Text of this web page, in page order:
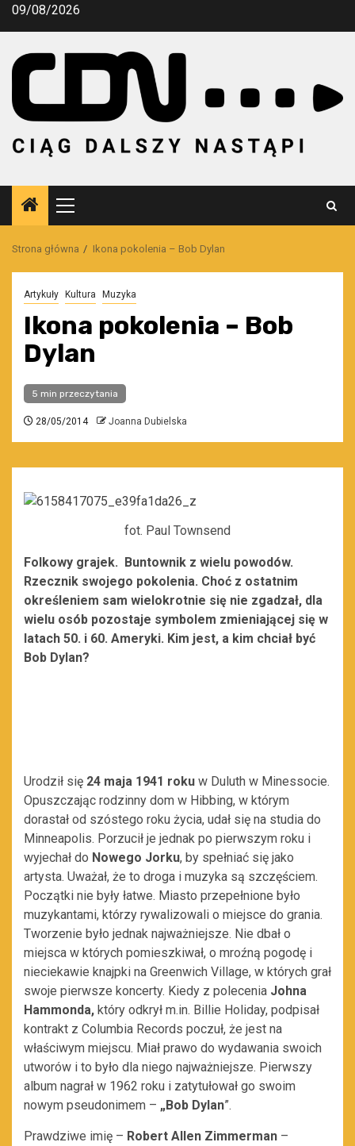
Przejdź
09/08/2026
Menu
główne
Strona główna Ikona pokolenia – Bob Dylan
Artykuły Kultura Muzyka
Ikona pokolenia – Bob
Dylan
5 min przeczytania
28/05/2014 Joanna Dubielska
fot. Paul Townsend
Folkowy grajek. Buntownik z wielu powodów.
Rzecznik swojego pokolenia. Choć z ostatnim
określeniem sam wielokrotnie się nie zgadzał, dla
wielu osób pozostaje symbolem zmieniającej się w
latach 50. i 60. Ameryki. Kim jest, a kim chciał być
Bob Dylan?
Urodził się 24 maja 1941 roku w Duluth w Minessocie.
Opuszczając rodzinny dom w Hibbing, w którym
dorastał od szóstego roku życia, udał się na studia do
Minneapolis. Porzucił je jednak po pierwszym roku i
wyjechał do Nowego Jorku, by spełniać się jako
artysta. Uważał, że to droga i muzyka są szczęściem.
Początki nie były łatwe. Miasto przepełnione było
muzykantami, którzy rywalizowali o miejsce do grania.
Tworzenie było jednak najważniejsze. Nie dbał o
miejsca w których pomieszkiwał, o mroźną pogodę i
nieciekawie knajpki na Greenwich Village, w których grał
swoje pierwsze koncerty. Kiedy z polecenia Johna
Hammonda, który odkrył m.in. Billie Holiday, podpisał
kontrakt z Columbia Records poczuł, że jest na
właściwym miejscu. Miał prawo do wydawania swoich
utworów i to było dla niego najważniejsze. Pierwszy
album nagrał w 1962 roku i zatytułował go swoim
nowym pseudonimem – „Bob Dylan”.
Prawdziwe imię – Robert Allen Zimmerman –